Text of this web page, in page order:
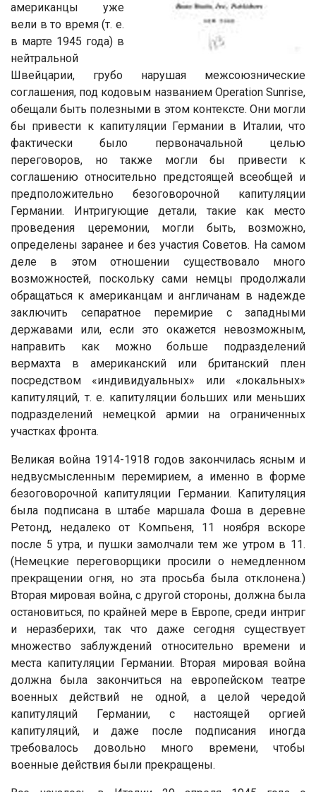
американцы уже
вели в то время (т. е.
в марте 1945 года) в
нейтральной
Швейцарии, грубо нарушая межсоюзнические
соглашения, под кодовым названием Operation Sunrise,
обещали быть полезными в этом контексте. Они могли
бы привести к капитуляции Германии в Италии, что
фактически было первоначальной целью
переговоров, но также могли бы привести к
соглашению относительно предстоящей всеобщей и
предположительно безоговорочной капитуляции
Германии. Интригующие детали, такие как место
проведения церемонии, могли быть, возможно,
определены заранее и без участия Советов. На самом
деле в этом отношении существовало много
возможностей, поскольку сами немцы продолжали
обращаться к американцам и англичанам в надежде
заключить сепаратное перемирие с западными
державами или, если это окажется невозможным,
направить как можно больше подразделений
вермахта в американский или британский плен
посредством «индивидуальных» или «локальных»
капитуляций, т. е. капитуляции больших или меньших
подразделений немецкой армии на ограниченных
участках фронта.
Великая война 1914-1918 годов закончилась ясным и
недвусмысленным перемирием, а именно в форме
безоговорочной капитуляции Германии. Капитуляция
была подписана в штабе маршала Фоша в деревне
Ретонд, недалеко от Компьеня, 11 ноября вскоре
после 5 утра, и пушки замолчали тем же утром в 11.
(Немецкие переговорщики просили о немедленном
прекращении огня, но эта просьба была отклонена.)
Вторая мировая война, с другой стороны, должна была
остановиться, по крайней мере в Европе, среди интриг
и неразберихи, так что даже сегодня существует
множество заблуждений относительно времени и
места капитуляции Германии. Вторая мировая война
должна была закончиться на европейском театре
военных действий не одной, а целой чередой
капитуляций Германии, с настоящей оргией
капитуляций, и даже после подписания иногда
требовалось довольно много времени, чтобы
военные действия были прекращены.